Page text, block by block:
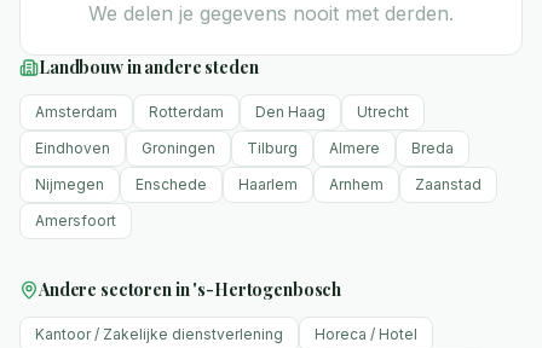
We delen je gegevens nooit met derden.
Landbouwin andere steden
Amsterdam Rotterdam Den Haag
Utrecht
Eindhoven
Groningen Tilburg Almere
Breda
Nijmegen
Enschede Haarlem Arnhem
Zaanstad
Amersfoort
Andere sectoren in's-Hertogenbosch
Kantoor / Zakelijke dienstverlening
Horeca / Hotel